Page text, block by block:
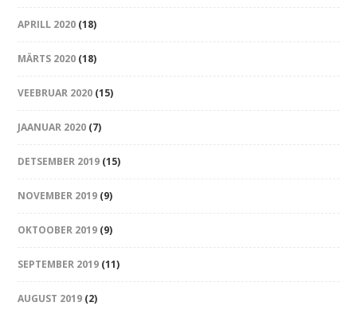
APRILL 2020 (18)
MÄRTS 2020 (18)
VEEBRUAR 2020 (15)
JAANUAR 2020 (7)
DETSEMBER 2019 (15)
NOVEMBER 2019 (9)
OKTOOBER 2019 (9)
SEPTEMBER 2019 (11)
AUGUST 2019 (2)